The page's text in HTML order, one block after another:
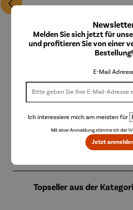
Beleuchte
te Schale
Regulärer Preis:
109,00 €
Bodenleu
chte
mit Solar
– Lumen
Regulärer Preis:
349,00 €
Brick
Set -
Produktgalerie überspringen
Topseller aus der
Melden Sie sich jetzt für
und profitieren Sie von einer
Bestellung!
E-Mail
Ich interessiere mich am meisten für
Mit einer Anmeldung stimme ich der
Jetzt